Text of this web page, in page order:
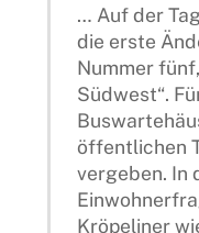
… Auf der
die erste
Nummer
Südwest“.
öffentlichen
vergeben. In
Kröpeliner